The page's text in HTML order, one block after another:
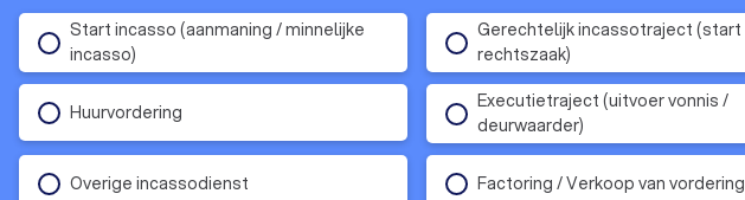
Start incasso (aanmaning / minnelijke
incasso)
Gerechtelijk incassotraject (start
rechtszaak)
Huurvordering
Executietraject (uitvoer vonnis /
deurwaarder)
Overige incassodienst Factoring / Verkoop van vordering